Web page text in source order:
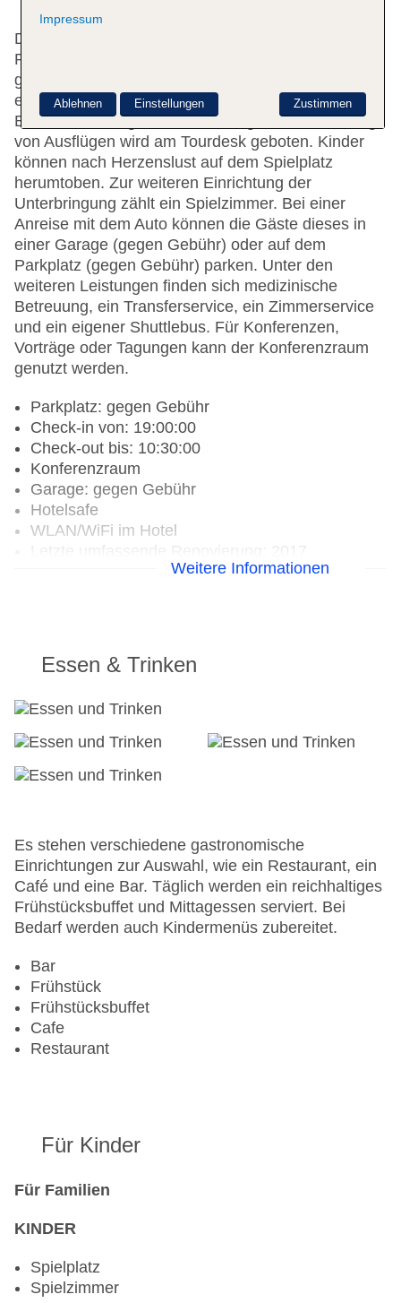
Dieses Hotel verfügt über einen Aufzug und eine
Rezeption. Zu den Einrichtungen des Hauses
gehören eine Gepäckaufbewahrung, ein Safe und
ein Geldautomat. WLAN ist in den öffentlichen
Bereichen verfügbar. Hilfestellung bei der Buchung
von Ausflügen wird am Tourdesk geboten. Kinder
können nach Herzenslust auf dem Spielplatz
herumtoben. Zur weiteren Einrichtung der
Unterbringung zählt ein Spielzimmer. Bei einer
Anreise mit dem Auto können die Gäste dieses in
einer Garage (gegen Gebühr) oder auf dem
Parkplatz (gegen Gebühr) parken. Unter den
weiteren Leistungen finden sich medizinische
Betreuung, ein Transferservice, ein Zimmerservice
und ein eigener Shuttlebus. Für Konferenzen,
Vorträge oder Tagungen kann der Konferenzraum
genutzt werden.
Parkplatz: gegen Gebühr
Check-in von: 19:00:00
Check-out bis: 10:30:00
Konferenzraum
Garage: gegen Gebühr
Hotelsafe
WLAN/WiFi im Hotel
Letzte umfassende Renovierung: 2017
Gesamtanzahl der Stockwerke: 3
Gesamtanzahl der Zimmer: 9
Mastercard, Visa
Landeskategorie: 3,5 Sterne
Weitere Informationen
Essen & Trinken
Es stehen verschiedene gastronomische
Einrichtungen zur Auswahl, wie ein Restaurant, ein
Café und eine Bar. Täglich werden ein reichhaltiges
Frühstücksbuffet und Mittagessen serviert. Bei
Bedarf werden auch Kindermenüs zubereitet.
Bar
Frühstück
Frühstücksbuffet
Cafe
Restaurant
Für Kinder
Für Familien
KINDER
Spielplatz
Spielzimmer
Impressum
Zustimmen
Ablehnen Einstellungen